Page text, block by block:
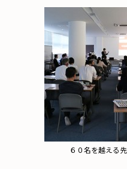
６０名を越える